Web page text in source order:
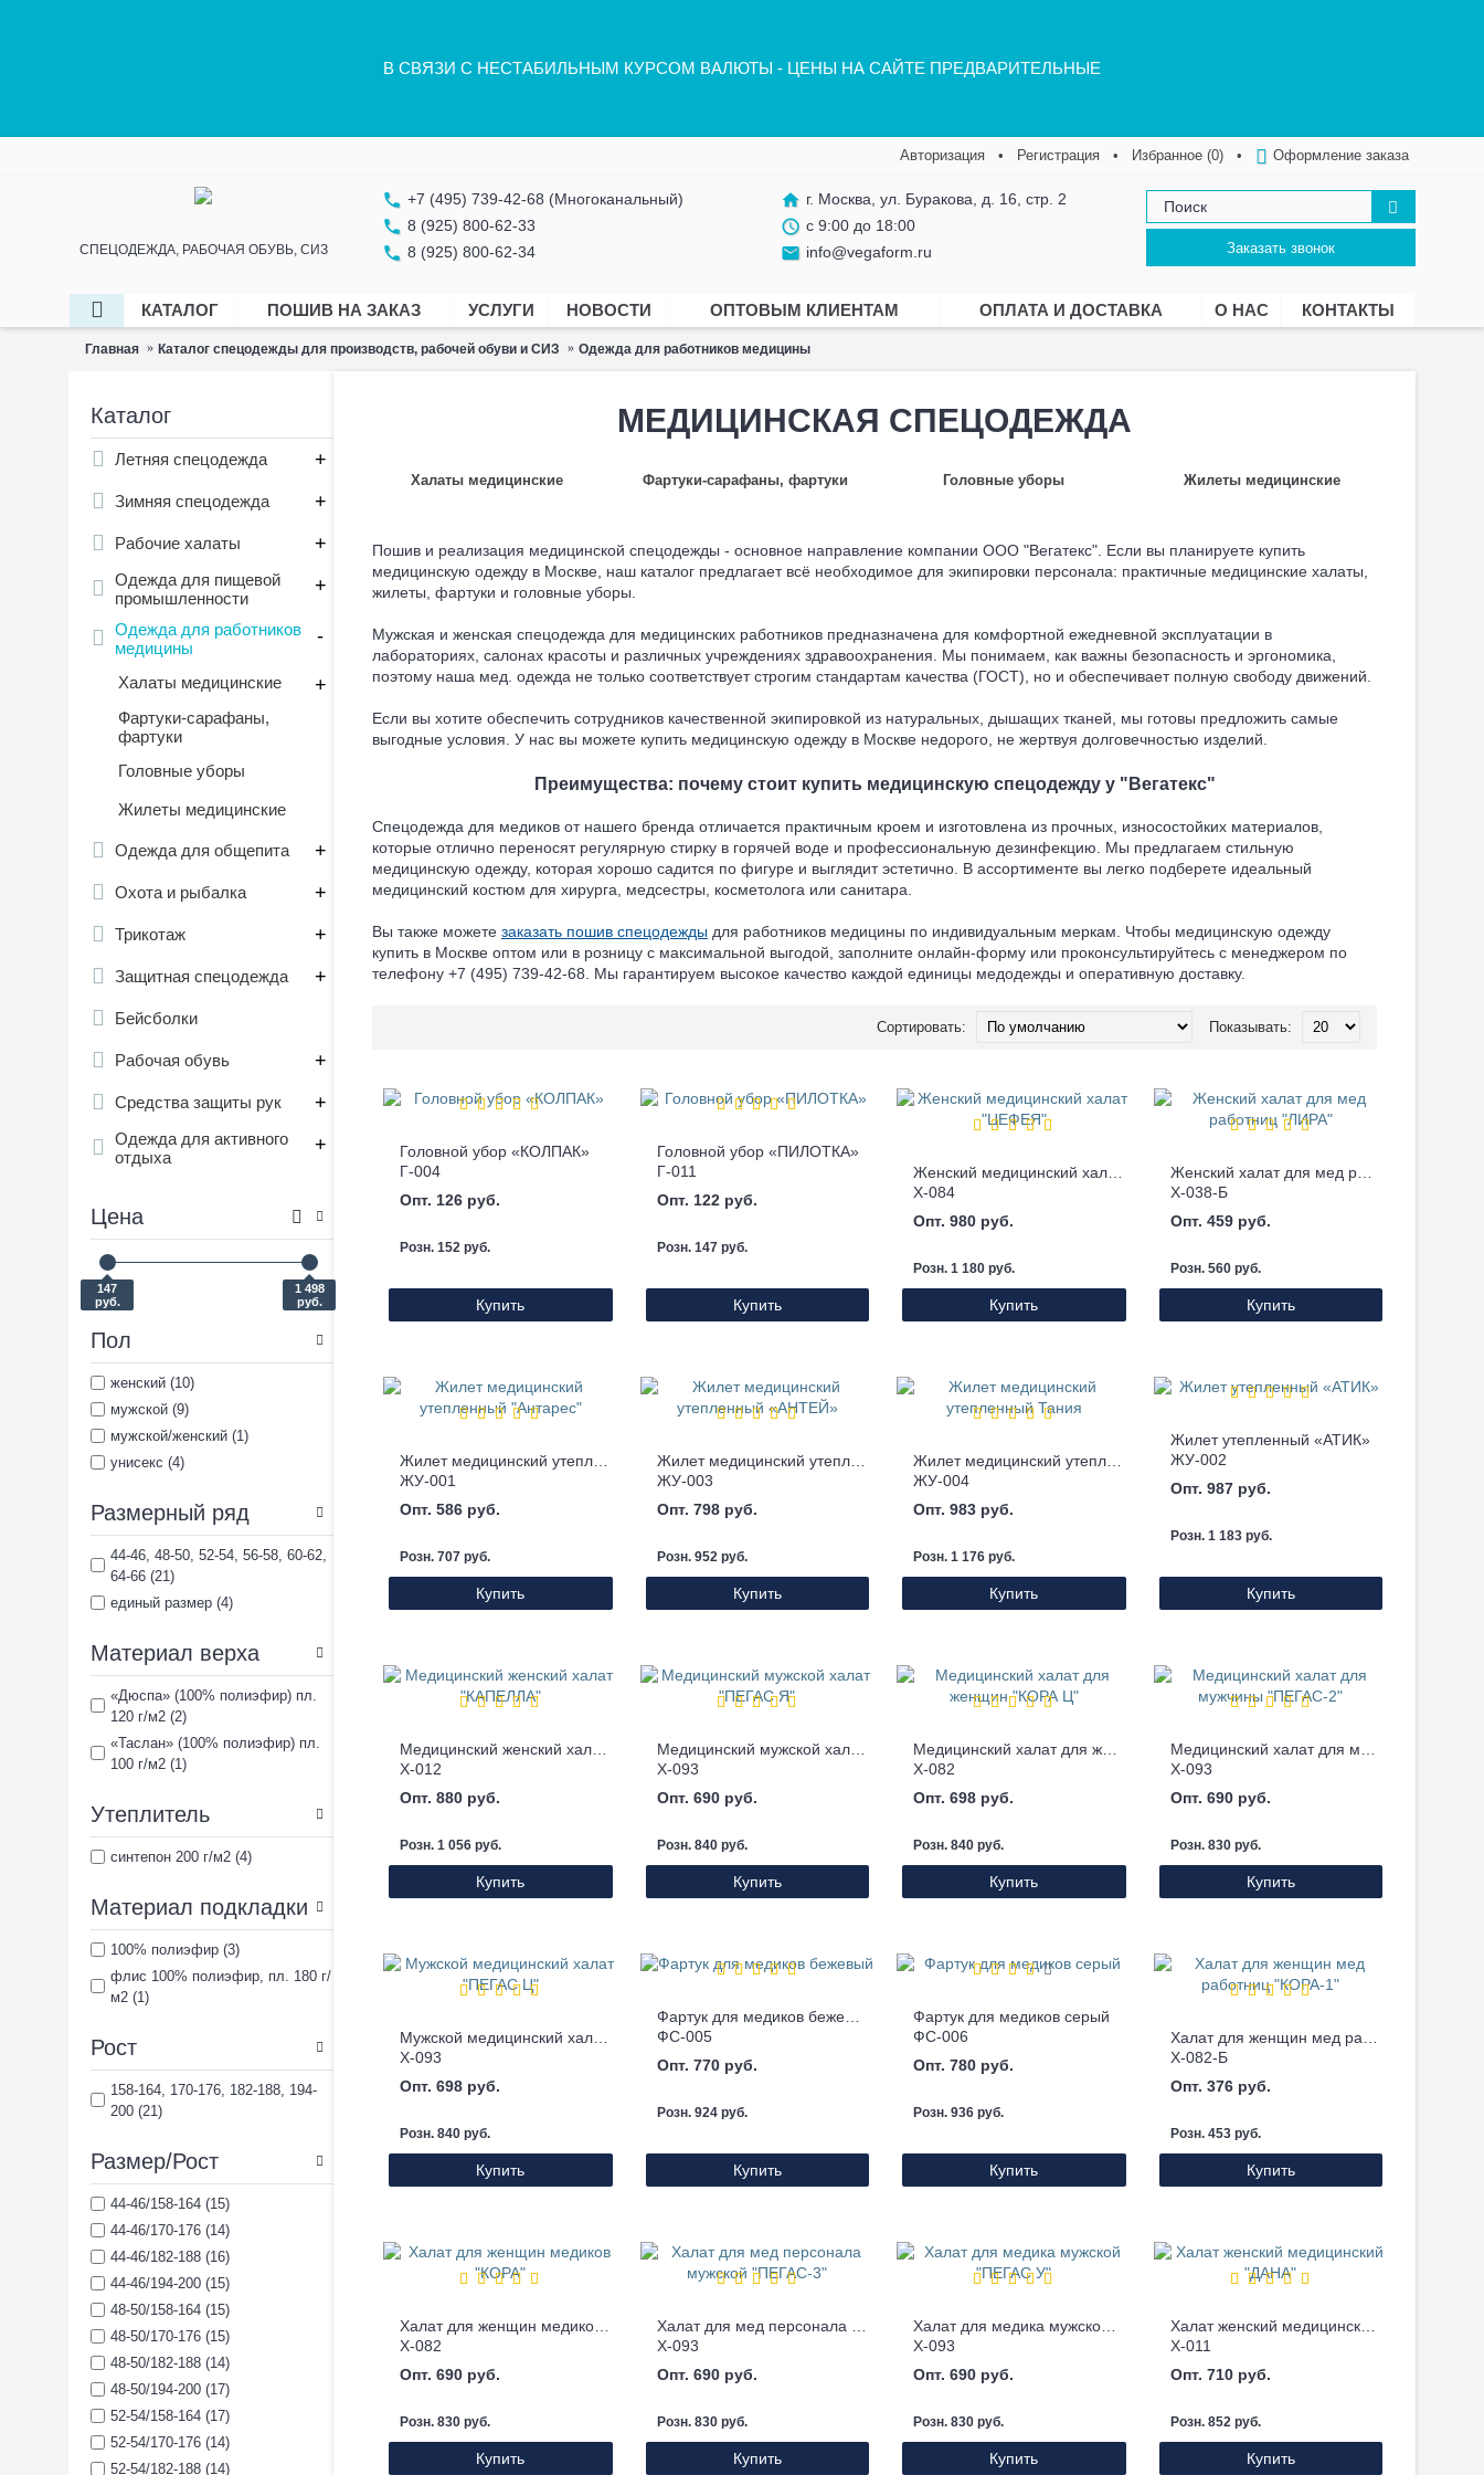
В СВЯЗИ С НЕСТАБИЛЬНЫМ КУРСОМ ВАЛЮТЫ - ЦЕНЫ НА САЙТЕ ПРЕДВАРИТЕЛЬНЫЕ
Авторизация • Регистрация • Избранное (0) • Оформление заказа
СПЕЦОДЕЖДА, РАБОЧАЯ ОБУВЬ, СИЗ
phone +7 (495) 739-42-68 (Многоканальный) home г. Москва, ул. Буракова, д. 16, стр. 2
phone 8 (925) 800-62-33 access_time с 9:00 до 18:00
phone 8 (925) 800-62-34 email info@vegaform.ru Заказать звонок
КАТАЛОГ ПОШИВ НА ЗАКАЗ УСЛУГИ НОВОСТИ ОПТОВЫМ КЛИЕНТАМ ОПЛАТА И ДОСТАВКА О НАС КОНТАКТЫ
Главная Каталог спецодежды для производств, рабочей обуви и СИЗ Одежда для работников медицины
Каталог
Летняя спецодежда +
Зимняя спецодежда +
Рабочие халаты +
Одежда для пищевой
промышленности
+
Одежда для работников
медицины
-
Халаты медицинские +
Фартуки-сарафаны,
фартуки
Головные уборы
Жилеты медицинские
Одежда для общепита +
Охота и рыбалка +
Трикотаж +
Защитная спецодежда +
Бейсболки
Рабочая обувь +
Средства защиты рук +
Одежда для активного
отдыха
+
Цена
147
руб.
1 498
руб.
Пол
женский (10)
мужской (9)
мужской/женский (1)
унисекс (4)
Размерный ряд
44-46, 48-50, 52-54, 56-58, 60-62,
64-66 (21)
единый размер (4)
Материал верха
«Дюспа» (100% полиэфир) пл.
120 г/м2 (2)
«Таслан» (100% полиэфир) пл.
100 г/м2 (1)
Утеплитель
синтепон 200 г/м2 (4)
Материал подкладки
100% полиэфир (3)
флис 100% полиэфир, пл. 180 г/
м2 (1)
Рост
158-164, 170-176, 182-188, 194-
200 (21)
Размер/Рост
44-46/158-164 (15)
44-46/170-176 (14)
44-46/182-188 (16)
44-46/194-200 (15)
48-50/158-164 (15)
48-50/170-176 (15)
48-50/182-188 (14)
48-50/194-200 (17)
52-54/158-164 (17)
52-54/170-176 (14)
52-54/182-188 (14)
МЕДИЦИНСКАЯ СПЕЦОДЕЖДА
Халаты медицинские Фартуки-сарафаны, фартуки Головные уборы Жилеты медицинские
Пошив и реализация медицинской спецодежды - основное направление компании ООО "Вегатекс". Если вы планируете купить
медицинскую одежду в Москве, наш каталог предлагает всё необходимое для экипировки персонала: практичные медицинские халаты,
жилеты, фартуки и головные уборы.
Мужская и женская спецодежда для медицинских работников предназначена для комфортной ежедневной эксплуатации в
лабораториях, салонах красоты и различных учреждениях здравоохранения. Мы понимаем, как важны безопасность и эргономика,
поэтому наша мед. одежда не только соответствует строгим стандартам качества (ГОСТ), но и обеспечивает полную свободу движений.
Если вы хотите обеспечить сотрудников качественной экипировкой из натуральных, дышащих тканей, мы готовы предложить самые
выгодные условия. У нас вы можете купить медицинскую одежду в Москве недорого, не жертвуя долговечностью изделий.
Преимущества: почему стоит купить медицинскую спецодежду у "Вегатекс"
Спецодежда для медиков от нашего бренда отличается практичным кроем и изготовлена из прочных, износостойких материалов,
которые отлично переносят регулярную стирку в горячей воде и профессиональную дезинфекцию. Мы предлагаем стильную
медицинскую одежду, которая хорошо садится по фигуре и выглядит эстетично. В ассортименте вы легко подберете идеальный
медицинский костюм для хирурга, медсестры, косметолога или санитара.
Вы также можете заказать пошив спецодежды для работников медицины по индивидуальным меркам. Чтобы медицинскую одежду
купить в Москве оптом или в розницу с максимальной выгодой, заполните онлайн-форму или проконсультируйтесь с менеджером по
телефону +7 (495) 739-42-68. Мы гарантируем высокое качество каждой единицы медодежды и оперативную доставку.
Показывать:
Сортировать:
Головной убор «КОЛПАК»
Г-004
Опт. 126 руб.
Розн. 152 руб.
Купить
Головной убор «ПИЛОТКА»
Г-011
Опт. 122 руб.
Розн. 147 руб.
Купить
Х-084
Опт. 980 руб.
Розн. 1 180 руб.
Купить
Женский халат для мед работниц "ЛИРА"
Х-038-Б
Опт. 459 руб.
Розн. 560 руб.
Купить
ЖУ-001
Опт. 586 руб.
Розн. 707 руб.
Купить
Жилет медицинский утепленный «АНТЕЙ»
ЖУ-003
Опт. 798 руб.
Розн. 952 руб.
Купить
ЖУ-004
Опт. 983 руб.
Розн. 1 176 руб.
Купить
Жилет утепленный «АТИК»
ЖУ-002
Опт. 987 руб.
Розн. 1 183 руб.
Купить
Х-012
Опт. 880 руб.
Розн. 1 056 руб.
Купить
Медицинский мужской халат "ПЕГАС Я"
Х-093
Опт. 690 руб.
Розн. 840 руб.
Купить
Х-082
Опт. 698 руб.
Розн. 840 руб.
Купить
Х-093
Опт. 690 руб.
Розн. 830 руб.
Купить
Х-093
Опт. 698 руб.
Розн. 840 руб.
Купить
Фартук для медиков бежевый
ФС-005
Опт. 770 руб.
Розн. 924 руб.
Купить
Фартук для медиков серый
ФС-006
Опт. 780 руб.
Розн. 936 руб.
Купить
Х-082-Б
Опт. 376 руб.
Розн. 453 руб.
Купить
Х-082
Опт. 690 руб.
Розн. 830 руб.
Купить
Х-093
Опт. 690 руб.
Розн. 830 руб.
Купить
Х-093
Опт. 690 руб.
Розн. 830 руб.
Купить
Халат женский медицинский "ДАНА"
Х-011
Опт. 710 руб.
Розн. 852 руб.
Купить